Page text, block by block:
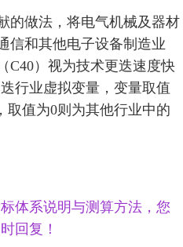
的做法，将电气机械及器材
信和其他电子设备制造业
C40）视为技术更迭速度快
行业虚拟变量，变量取值
取值为0则为其他行业中的
体系说明与测算方法，您
回复！